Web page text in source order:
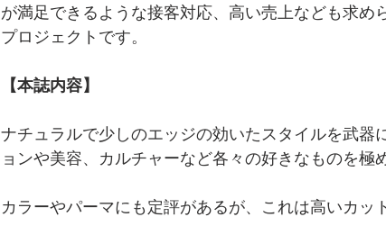
が満足できるような接客対応、高い売上なども求め
プロジェクトです。
【本誌内容】
ナチュラルで少しのエッジの効いたスタイルを武器
ョンや美容、カルチャーなど各々の好きなものを極
カラーやパーマにも定評があるが、これは高いカッ